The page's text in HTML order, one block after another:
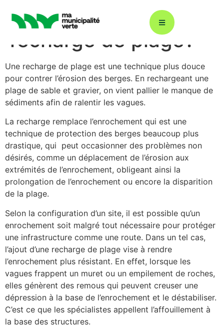
Décarbonation : ÉcoÉnergie 360
Énergies renouvelables
Gestion durable de l’eau
Éclairage urbain
Érosion côtière
Urbanisme
Qu’est-ce qu’une
recharge de plage?
Une recharge de plage est une technique plus douce
pour contrer l’érosion des berges. En rechargeant une
plage de sable et gravier, on vient pallier le manque de
sédiments afin de ralentir les vagues.
La recharge remplace l’enrochement qui est une
technique de protection des berges beaucoup plus
drastique, qui peut occasionner des problèmes non
désirés, comme un déplacement de l’érosion aux
extrémités de l’enrochement, obligeant ainsi la
prolongation de l’enrochement ou encore la disparition
de la plage.
Selon la configuration d’un site, il est possible qu’un
enrochement soit malgré tout nécessaire pour protéger
une infrastructure comme une route. Dans un tel cas,
l’ajout d’une recharge de plage vise à rendre
l’enrochement plus résistant. En effet, lorsque les
vagues frappent un muret ou un empilement de roches,
elles génèrent des remous qui peuvent creuser une
dépression à la base de l’enrochement et le déstabiliser.
C’est ce que les spécialistes appellent l’affouillement à
la base des structures.